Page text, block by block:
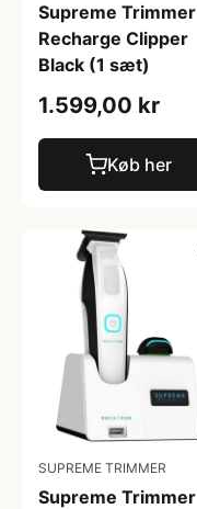
Supreme Trimmer
Recharge Clipper
Black (1 sæt)
1.599,00 kr
Køb her
SUPREME TRIMMER
Supreme Trimmer